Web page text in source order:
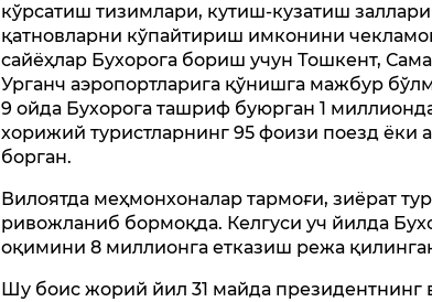
кўрсатиш тизимлари, кутиш-кузатиш
қатновларни кўпайтириш имконини
сайёҳлар Бухорога бориш учун Тошкент,
Урганч аэропортларига қўнишга мажбур
9 ойда Бухорога ташриф буюрган 1
хорижий туристларнинг 95 фоизи поезд ёки
борган.
Вилоятда меҳмонхоналар тармоғи, зиёрат
ривожланиб бормоқда. Келгуси уч йилда
оқимини 8 миллионга етказиш режа
Шу боис жорий йил 31 майда президентнинг